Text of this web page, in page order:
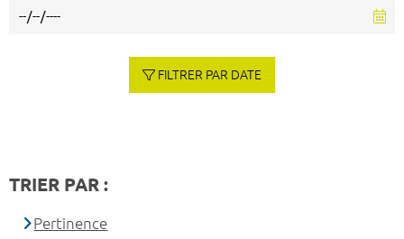
FILTRER PAR DATE
TRIER PAR :
Pertinence